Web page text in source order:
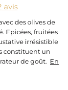
avis
des olives de
Epicées, fruitées
irrésistible
constituent un
de goût. En